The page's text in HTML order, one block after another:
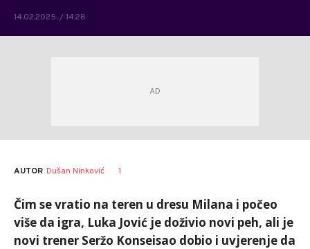
14.02.2025. / 14:28
AUTOR Dušan Ninković 1
Čim se vratio na teren u dresu Milana i počeo
više da igra, Luka Jović je doživio novi peh, ali je
novi trener Seržo Konseisao dobio i uvjerenje da